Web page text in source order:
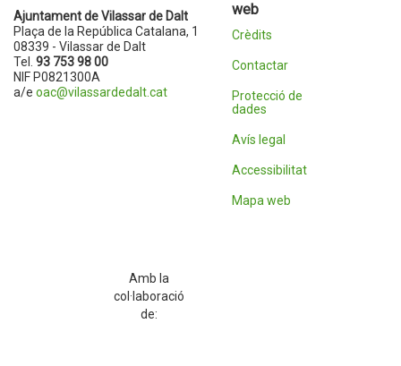
Ajuntament de Vilassar de Dalt
Plaça de la República Catalana, 1
08339 - Vilassar de Dalt
Tel. 93 753 98 00
NIF P0821300A
a/e oac@vilassardedalt.cat
web
Crèdits
Contactar
Protecció de
dades
Avís legal
Accessibilitat
Mapa web
Amb la
col·laboració
de: